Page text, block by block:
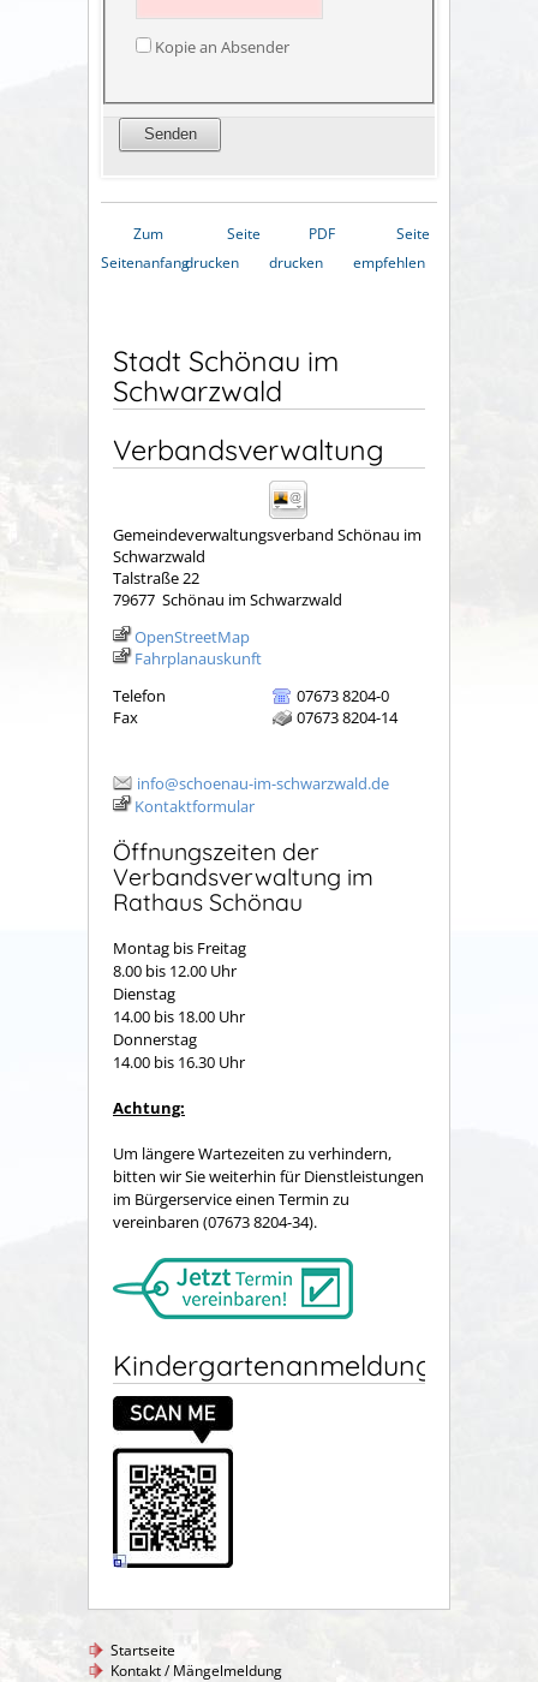
Kopie an Absender
Zum
Seitenanfang
Seite
drucken
PDF
drucken
Seite
empfehlen
Stadt Schönau im
Schwarzwald
Verbandsverwaltung
Gemeindeverwaltungsverband Schönau im
Schwarzwald
Talstraße 22
79677 Schönau im Schwarzwald
OpenStreetMap
Fahrplanauskunft
Telefon
07673 8204-0
Fax
07673 8204-14
info@schoenau-im-schwarzwald.de
Kontaktformular
Öffnungszeiten der
Verbandsverwaltung im
Rathaus Schönau
Montag bis Freitag
8.00 bis 12.00 Uhr
Dienstag
14.00 bis 18.00 Uhr
Donnerstag
14.00 bis 16.30 Uhr
Achtung:
Um längere Wartezeiten zu verhindern,
bitten wir Sie weiterhin für Dienstleistungen
im Bürgerservice einen Termin zu
vereinbaren (07673 8204-34).
Kindergartenanmeldung
Startseite
Kontakt / Mängelmeldung